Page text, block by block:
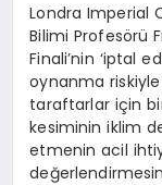
Londra Imperial
Bilimi Profesörü
Finali’nin ‘iptal
oynanma riskiyle
taraftarlar için
kesiminin iklim
etmenin acil